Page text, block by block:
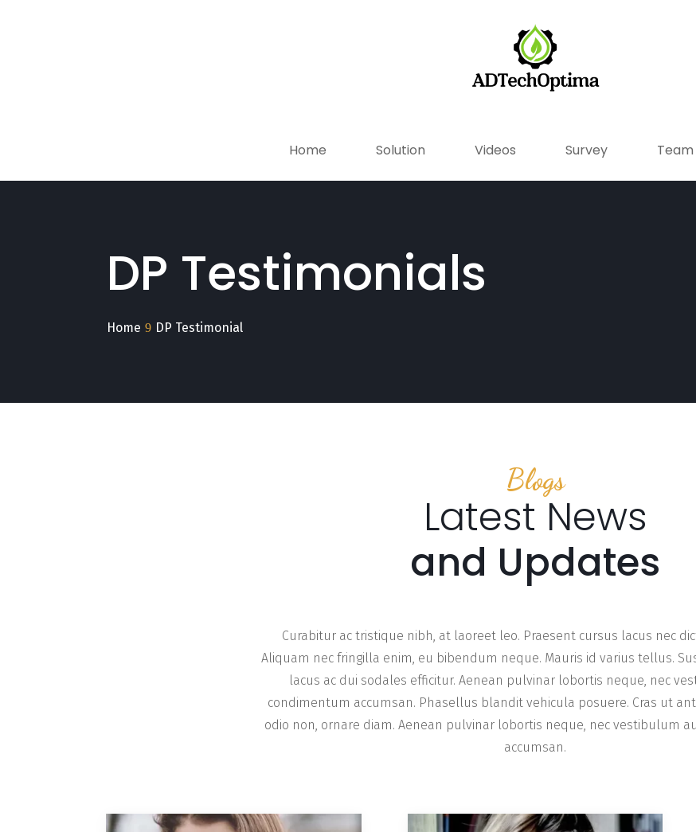
Home Solution Videos Survey Team
DP Testimonials
Home DP Testimonial
Blogs
Latest News
and Updates
Curabitur ac tristique nibh, at laoreet leo. Praesent cursus lacus nec
Aliquam nec fringilla enim, eu bibendum neque. Mauris id varius tellus.
lacus ac dui sodales efficitur. Aenean pulvinar lobortis neque, nec
condimentum accumsan. Phasellus blandit vehicula posuere. Cras ut
odio non, ornare diam. Aenean pulvinar lobortis neque, nec vestibulum
accumsan.